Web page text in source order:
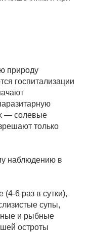
природу
госпитализации
— солевые
только
наблюдению в
(4-6 раз в сутки),
супы,
и рыбные
остроты